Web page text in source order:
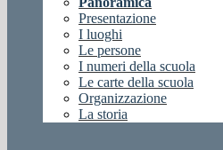
Presentazione
I luoghi
Le persone
I numeri della scuola
Le carte della scuola
Organizzazione
La storia